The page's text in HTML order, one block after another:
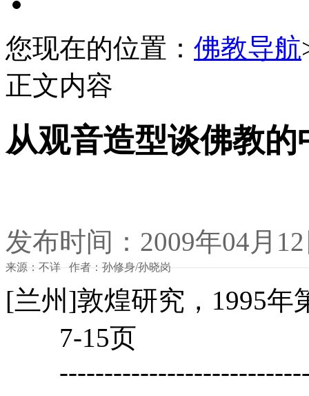
您现在的位置： 佛教导航
正文内容
从观音造型谈佛教的
发布时间：2009年04月
来源：不详 作者：孙修身/孙晓岗
[兰州]敦煌研究，1995年
7-15页